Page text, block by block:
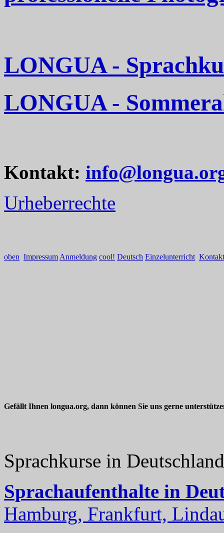
LONGUA -
LONGUA -
Kontakt:
Urheberrechte
oben Impressum Anmeldung cool! Deutsch Einzelunterricht Kontakt
Gefällt Ihnen longua.org, dann können Sie uns gerne
Sprachkurse in
Sprachaufenthalte in
Hamburg, Frankfurt,